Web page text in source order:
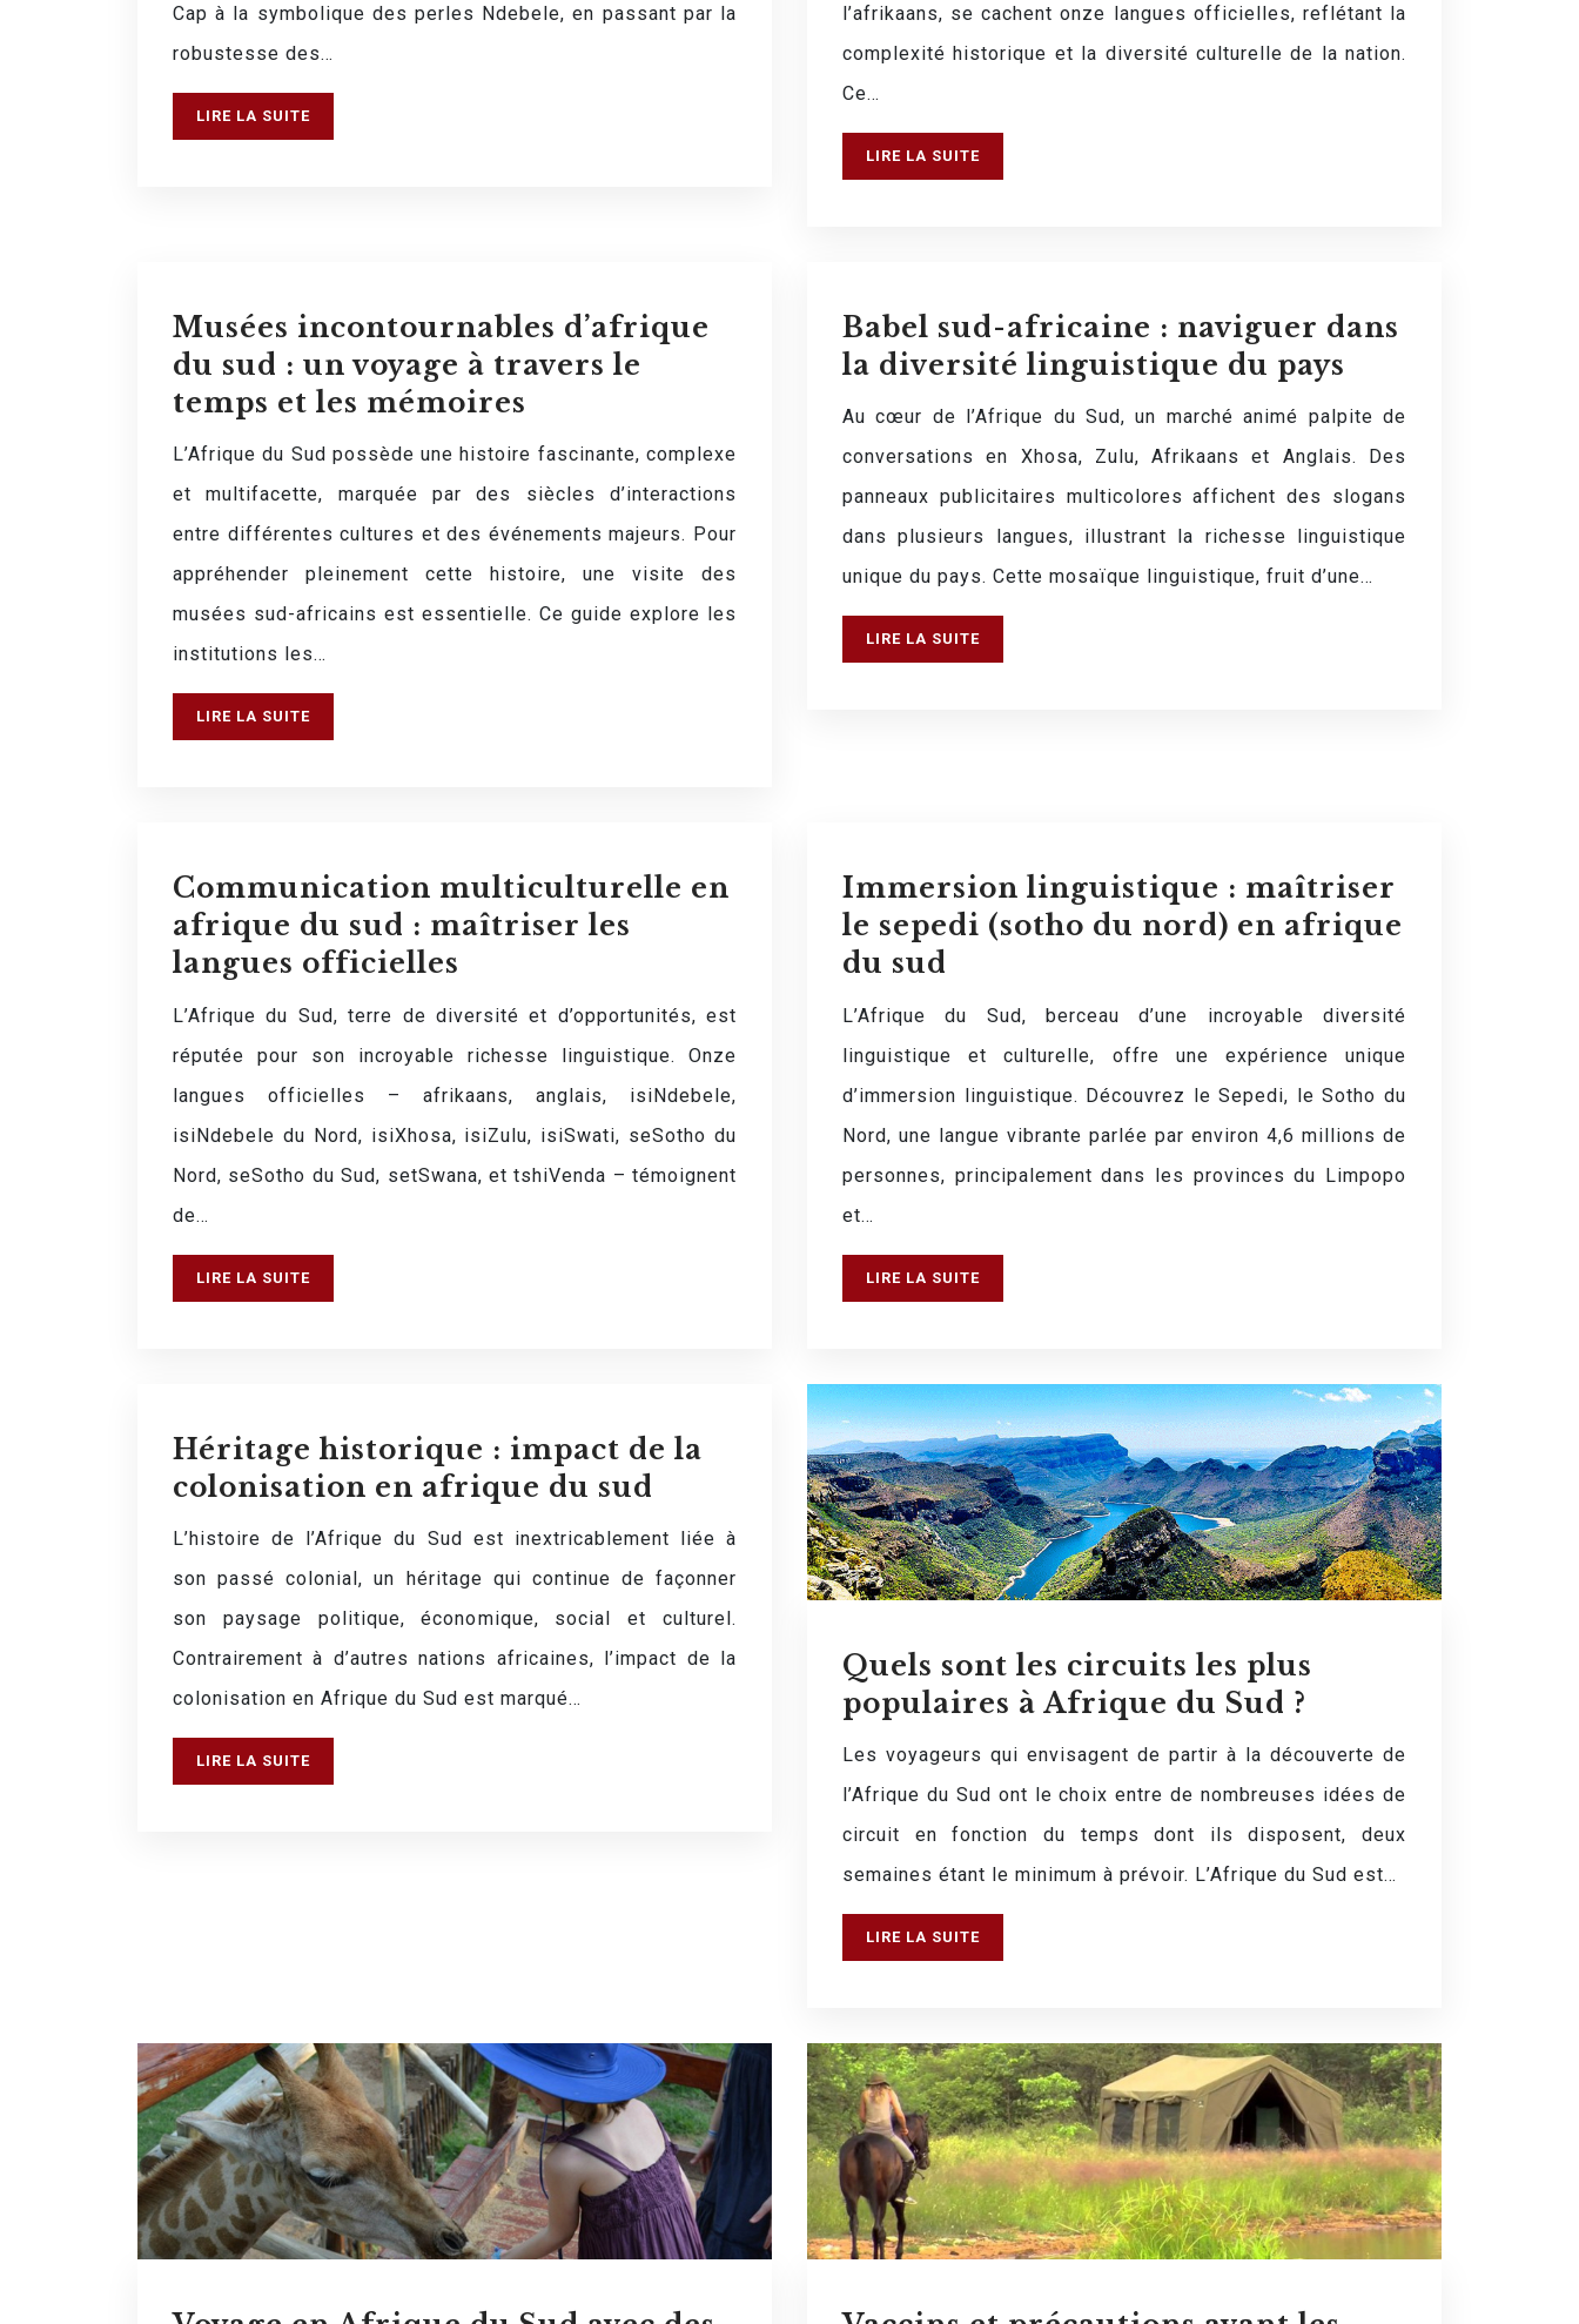
Cap à la symbolique des perles Ndebele, en passant par la
robustesse des…
LIRE LA SUITE
l’afrikaans, se cachent onze langues officielles, reflétant la
complexité historique et la diversité culturelle de la nation.
Ce…
LIRE LA SUITE
Musées incontournables d’afrique
du sud : un voyage à travers le
temps et les mémoires
L’Afrique du Sud possède une histoire fascinante, complexe
et multifacette, marquée par des siècles d’interactions
entre différentes cultures et des événements majeurs. Pour
appréhender pleinement cette histoire, une visite des
musées sud-africains est essentielle. Ce guide explore les
institutions les…
LIRE LA SUITE
Babel sud-africaine : naviguer dans
la diversité linguistique du pays
Au cœur de l’Afrique du Sud, un marché animé palpite de
conversations en Xhosa, Zulu, Afrikaans et Anglais. Des
panneaux publicitaires multicolores affichent des slogans
dans plusieurs langues, illustrant la richesse linguistique
unique du pays. Cette mosaïque linguistique, fruit d’une…
LIRE LA SUITE
Communication multiculturelle en
afrique du sud : maîtriser les
langues officielles
L’Afrique du Sud, terre de diversité et d’opportunités, est
réputée pour son incroyable richesse linguistique. Onze
langues officielles – afrikaans, anglais, isiNdebele,
isiNdebele du Nord, isiXhosa, isiZulu, isiSwati, seSotho du
Nord, seSotho du Sud, setSwana, et tshiVenda – témoignent
de…
LIRE LA SUITE
Immersion linguistique : maîtriser
le sepedi (sotho du nord) en afrique
du sud
L’Afrique du Sud, berceau d’une incroyable diversité
linguistique et culturelle, offre une expérience unique
d’immersion linguistique. Découvrez le Sepedi, le Sotho du
Nord, une langue vibrante parlée par environ 4,6 millions de
personnes, principalement dans les provinces du Limpopo
et…
LIRE LA SUITE
Héritage historique : impact de la
colonisation en afrique du sud
L’histoire de l’Afrique du Sud est inextricablement liée à
son passé colonial, un héritage qui continue de façonner
son paysage politique, économique, social et culturel.
Contrairement à d’autres nations africaines, l’impact de la
colonisation en Afrique du Sud est marqué…
LIRE LA SUITE
Quels sont les circuits les plus
populaires à Afrique du Sud ?
Les voyageurs qui envisagent de partir à la découverte de
l’Afrique du Sud ont le choix entre de nombreuses idées de
circuit en fonction du temps dont ils disposent, deux
semaines étant le minimum à prévoir. L’Afrique du Sud est…
LIRE LA SUITE